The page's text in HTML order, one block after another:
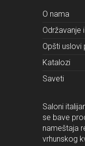
O nama
Održavanje
Opšti uslovi
Katalozi
Saveti
Saloni
se bave
nameštaja
vrhunskog